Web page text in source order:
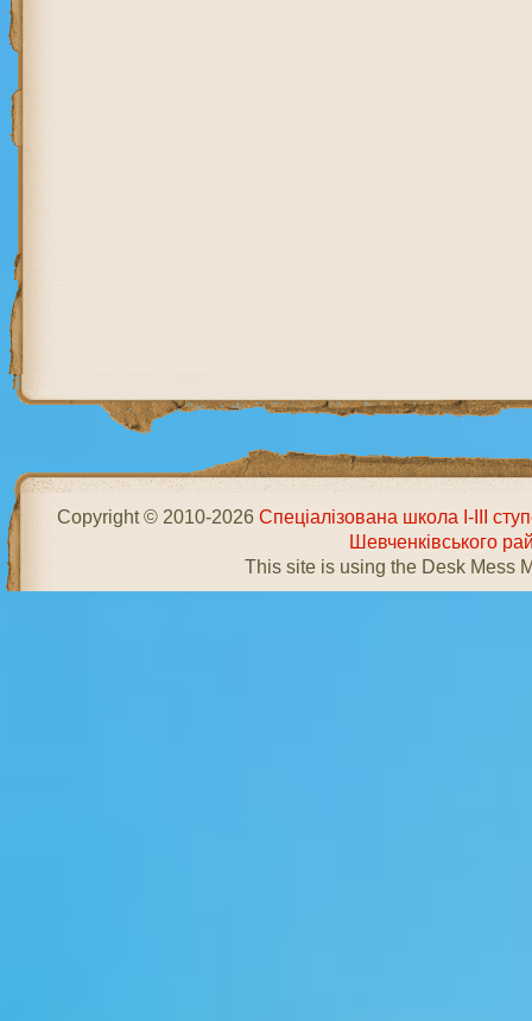
Copyright © 2010-2026Спеціалізована школа І-ІІІ
Шевченківського
This site is using the Desk Mess